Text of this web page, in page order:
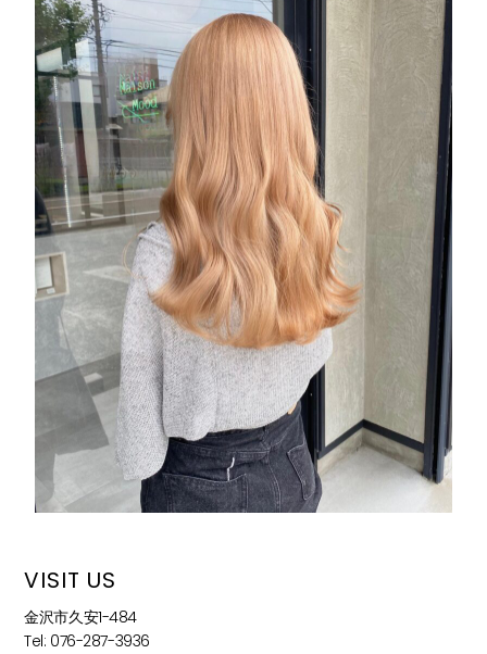
VISIT US
金沢市久安1-484
Tel: 076-287-3936